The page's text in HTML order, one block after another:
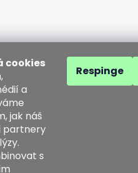
cookies
a
jak náš
partnery
s
Respinge